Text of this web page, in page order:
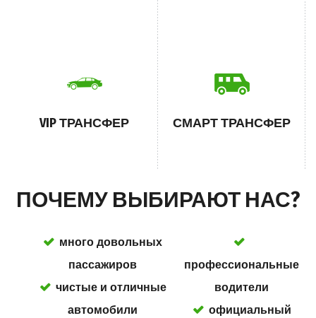
VIP ТРАНСФЕР СМАРТ ТРАНСФЕР
ПОЧЕМУ ВЫБИРАЮТ НАС?
много довольных
пассажиров
чистые и отличные
автомобили
профессиональные
водители
официальный